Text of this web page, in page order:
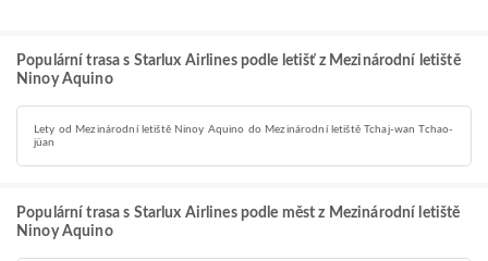
Populární trasa s Starlux Airlines podle letišť z Mezinárodní letiště
Ninoy Aquino
Lety od Mezinárodní letiště Ninoy Aquino do Mezinárodní letiště Tchaj-wan Tchao-
jüan
Populární trasa s Starlux Airlines podle měst z Mezinárodní letiště
Ninoy Aquino